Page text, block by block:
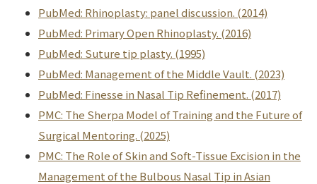
PubMed: Rhinoplasty: panel discussion. (2014)
PubMed: Primary Open Rhinoplasty. (2016)
PubMed: Suture tip plasty. (1995)
PubMed: Management of the Middle Vault. (2023)
PubMed: Finesse in Nasal Tip Refinement. (2017)
PMC: The Sherpa Model of Training and the Future of
Surgical Mentoring. (2025)
PMC: The Role of Skin and Soft-Tissue Excision in the
Management of the Bulbous Nasal Tip in Asian